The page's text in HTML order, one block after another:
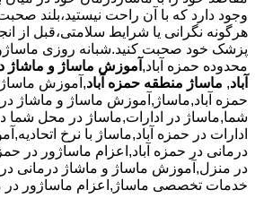
وجود دارد که با آن راحت نیستید،بلند
هرگونه نگرانی یا شرایط سلامتی،قبل از
پزشک خود صحبت کنید.شبانه روزی
محدوده حمزه آباد, آموزش ماساژ و ماشاژ
آباد, ماساژ منطقه حمزه آباد,آموزش
حمزه آباد,ماساژ,آموزش ماساژ و ماشاژ
شما,ماساژ در ادارات,ماساژ در محل شما
ادارات در حمزه آباد,ماساژ با نرخ
درمانی در حمزه آباد,اعزام ماساژور در
در منزل,آموزش ماساژ و ماشاژ درمانی در
خدمات تخصصی ماساژ,اعزام ماساژور در